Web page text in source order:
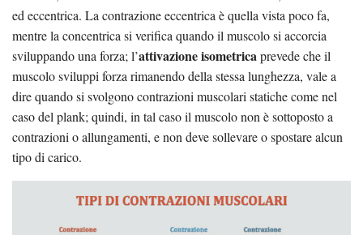
ed eccentrica. La contrazione eccentrica è quella vista poco fa,
mentre la concentrica si verifica quando il muscolo si accorcia
sviluppando una forza; l’attivazione isometrica prevede che il
muscolo sviluppi forza rimanendo della stessa lunghezza, vale a
dire quando si svolgono contrazioni muscolari statiche come nel
caso del plank; quindi, in tal caso il muscolo non è sottoposto a
contrazioni o allungamenti, e non deve sollevare o spostare alcun
tipo di carico.